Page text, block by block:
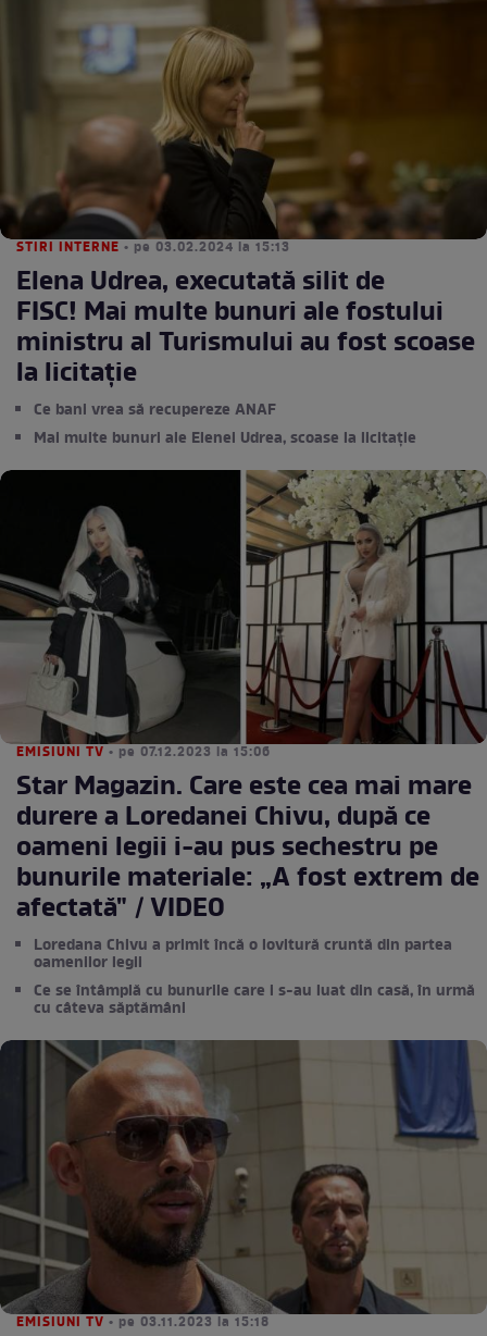
STIRI INTERNE • pe 03.02.2024 la 15:13
Elena Udrea, executată silit de
FISC! Mai multe bunuri ale fostului
ministru al Turismului au fost scoase
la licitație
Ce bani vrea să recupereze ANAF
Mai multe bunuri ale Elenei Udrea, scoase la licitație
EMISIUNI TV • pe 07.12.2023 la 15:06
Star Magazin. Care este cea mai mare
durere a Loredanei Chivu, după ce
oameni legii i-au pus sechestru pe
bunurile materiale: „A fost extrem de
afectată" / VIDEO
Loredana Chivu a primit încă o lovitură cruntă din partea
oamenilor legii
Ce se întâmplă cu bunurile care i s-au luat din casă, în urmă
cu câteva săptămâni
EMISIUNI TV • pe 03.11.2023 la 15:18